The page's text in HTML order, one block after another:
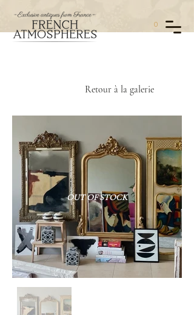
0
Retour à la galerie
OUT OF STOCK